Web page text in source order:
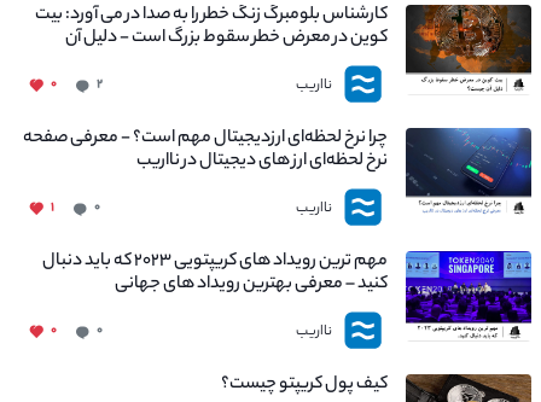
کارشناس بلومبرگ زنگ خطر را به صدا در می آورد: بیت
کوین در معرض خطر سقوط بزرگ است - دلیل آن
چیست؟
نااریب ۲ ۰
چرا نرخ لحظه‌ای ارزدیجیتال مهم است؟ - معرفی صفحه
نرخ لحظه‌ای ارز های دیجیتال در نااریب
نااریب ۰ ۱
مهم ترین رویداد های کریپتویی ۲۰۲۳ که باید دنبال
کنید – معرفی بهترین رویداد های جهانی
نااریب ۰ ۰
کیف پول کریپتو چیست؟